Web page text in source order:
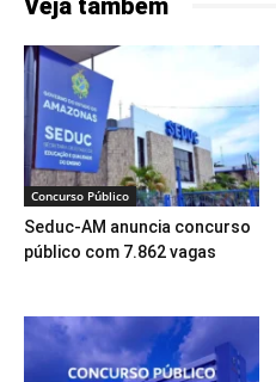
Concurso Público
Seduc-AM anuncia concurso
público com 7.862 vagas